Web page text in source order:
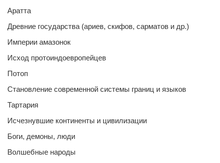
Аратта
Древние государства (ариев, скифов, сарматов и др.)
Империи амазонок
Исход протоиндоевропейцев
Потоп
Становление современной системы границ и языков
Тартария
Исчезнувшие континенты и цивилизации
Боги, демоны, люди
Волшебные народы